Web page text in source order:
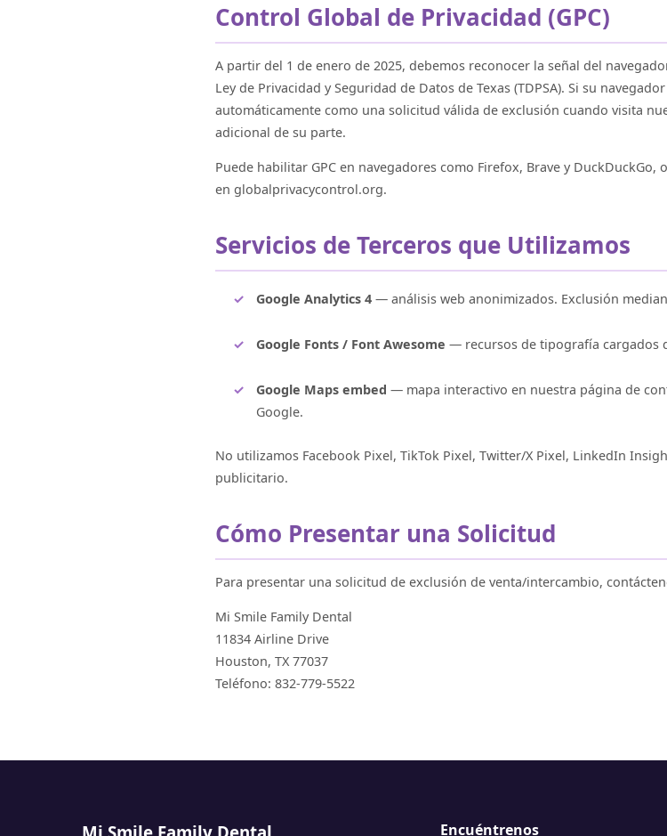
Control Global de Privacidad (GPC)
A partir del 1 de enero de 2025, debemos reconocer la señal del
Ley de Privacidad y Seguridad de Datos de Texas (TDPSA). Si su
automáticamente como una solicitud válida de exclusión cuando visita
adicional de su parte.
Puede habilitar GPC en navegadores como Firefox, Brave y
en globalprivacycontrol.org.
Servicios de Terceros que Utilizamos
Google Analytics 4 — análisis web anonimizados. Exclusión
Google Fonts / Font Awesome — recursos de tipografía cargados
Google Maps embed — mapa interactivo en nuestra página de
Google.
No utilizamos Facebook Pixel, TikTok Pixel, Twitter/X Pixel, LinkedIn
publicitario.
Cómo Presentar una Solicitud
Para presentar una solicitud de exclusión de venta/intercambio,
Mi Smile Family Dental
11834 Airline Drive
Houston, TX 77037
Teléfono: 832-779-5522
Encuéntrenos